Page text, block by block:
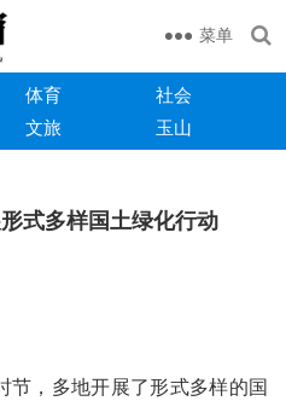
菜单
体育
社会
文旅 玉山
式多样国土绿化行动
，多地开展了形式多样的国